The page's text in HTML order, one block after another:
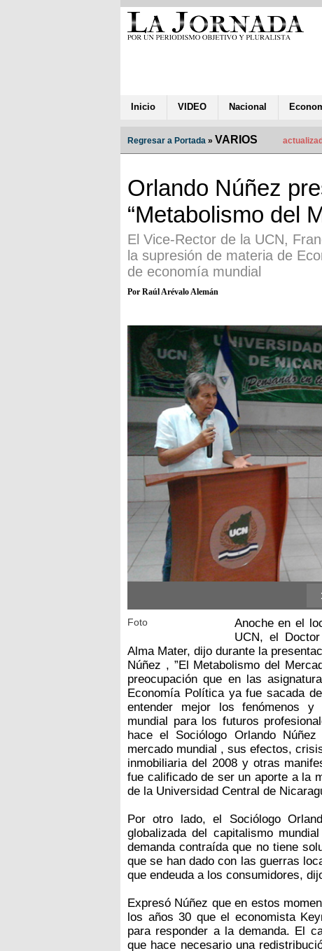
Inicio VIDEO Nacional
Regresar a Portada » VARIOS
Orlando Núñez
“Metabolismo del
El Vice-Rector de la UCN,
la supresión de materia de
de economía mundial
Por Raúl Arévalo Alemán
Foto
Anoche en el
UCN, el
Alma Mater, dijo durante la
Núñez , ”El Metabolismo del
preocupación que en las
Economía Política ya fue sacada
entender mejor los fenómenos
mundial para los futuros
hace el Sociólogo Orlando
mercado mundial , sus efectos,
inmobiliaria del 2008 y otras
fue calificado de ser un aporte a la
de la Universidad Central de
Por otro lado, el Sociólogo
globalizada del capitalismo
demanda contraída que no tiene
que se han dado con las guerras
que endeuda a los consumidores,
Expresó Núñez que en estos
los años 30 que el economista
para responder a la demanda. El
que hace necesario una